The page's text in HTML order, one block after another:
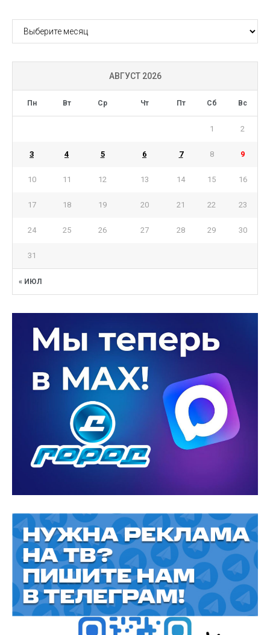
АРХИВ
АВГУСТ 2026
Пн Вт Ср Чт Пт Сб Вс
« ИЮЛ
1 2
3 4 5 6 7 8 9
10 11 12 13 14 15 16
17 18 19 20 21 22 23
24 25 26 27 28 29 30
31